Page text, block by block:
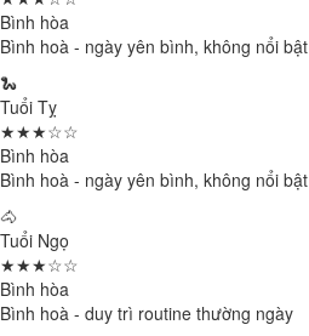
Bình hòa
Bình hoà - ngày yên bình, không nổi bật
🐍
Tuổi Tỵ
★★★☆☆
Bình hòa
Bình hoà - ngày yên bình, không nổi bật
🐴
Tuổi Ngọ
★★★☆☆
Bình hòa
Bình hoà - duy trì routine thường ngày